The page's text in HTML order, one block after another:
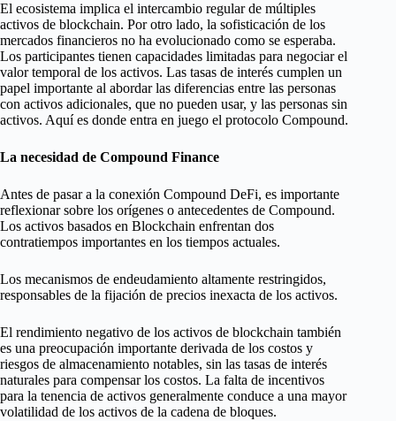
El ecosistema implica el intercambio regular de múltiples
activos de blockchain. Por otro lado, la sofisticación de los
mercados financieros no ha evolucionado como se esperaba.
Los participantes tienen capacidades limitadas para negociar el
valor temporal de los activos. Las tasas de interés cumplen un
papel importante al abordar las diferencias entre las personas
con activos adicionales, que no pueden usar, y las personas sin
activos. Aquí es donde entra en juego el protocolo Compound.
La necesidad de Compound Finance
Antes de pasar a la conexión Compound DeFi, es importante
reflexionar sobre los orígenes o antecedentes de Compound.
Los activos basados ​​en Blockchain enfrentan dos
contratiempos importantes en los tiempos actuales.
Los mecanismos de endeudamiento altamente restringidos,
responsables de la fijación de precios inexacta de los activos.
El rendimiento negativo de los activos de blockchain también
es una preocupación importante derivada de los costos y
riesgos de almacenamiento notables, sin las tasas de interés
naturales para compensar los costos. La falta de incentivos
para la tenencia de activos generalmente conduce a una mayor
volatilidad de los activos de la cadena de bloques.